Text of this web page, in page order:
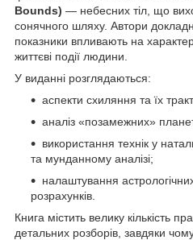
Bounds) — небесних тіл, що
сонячного шляху. Автори
показники впливають на
життєві події людини.
У виданні розглядаються:
аспекти схиляння та їх
аналіз «позамежних»
використання технік у
та мунданному аналізі;
налаштування
розрахунків.
Книга містить велику кількість
детальних розборів, завдяки